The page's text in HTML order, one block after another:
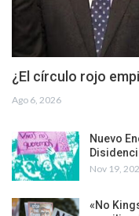
¿El círculo rojo
Ago 6, 2026
Nuevo
Nov 19,
«No